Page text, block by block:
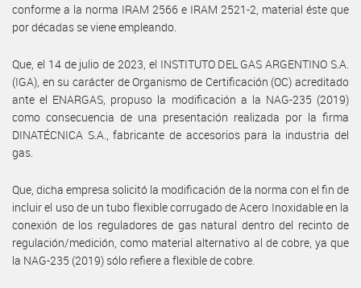
conforme a la norma IRAM 2566 e IRAM 2521-2, material éste que
por décadas se viene empleando.
Que, el 14 de julio de 2023, el INSTITUTO DEL GAS ARGENTINO S.A.
(IGA), en su carácter de Organismo de Certificación (OC) acreditado
ante el ENARGAS, propuso la modificación a la NAG-235 (2019)
como consecuencia de una presentación realizada por la firma
DINATÉCNICA S.A., fabricante de accesorios para la industria del
gas.
Que, dicha empresa solicitó la modificación de la norma con el fin de
incluir el uso de un tubo flexible corrugado de Acero Inoxidable en la
conexión de los reguladores de gas natural dentro del recinto de
regulación/medición, como material alternativo al de cobre, ya que
la NAG-235 (2019) sólo refiere a flexible de cobre.